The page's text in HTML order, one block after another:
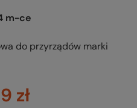
m-ce
do przyrządów marki
zł